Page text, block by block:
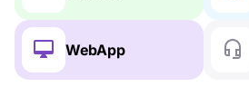
WebApp